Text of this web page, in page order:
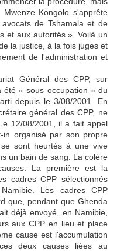
Kongolo s'apprête
de Tshamala et de
et aux autorités ». Voilà un
la justice, à la fois juges et
de l'administration et
Général des CPP, sur
été « sous occupation » du
depuis le 3/08/2001. En
général des CPP, ne
12/08/2001, il a fait appel
organisé par son propre
sont heurtés à une vive
un bain de sang. La colère
La première est la
cadres CPP sélectionnés
Les cadres CPP
que, pendant que Ghenda
déjà envoyé, en Namibie,
aux CPP en lieu et place
cause est l'accumulation
deux causes liées au